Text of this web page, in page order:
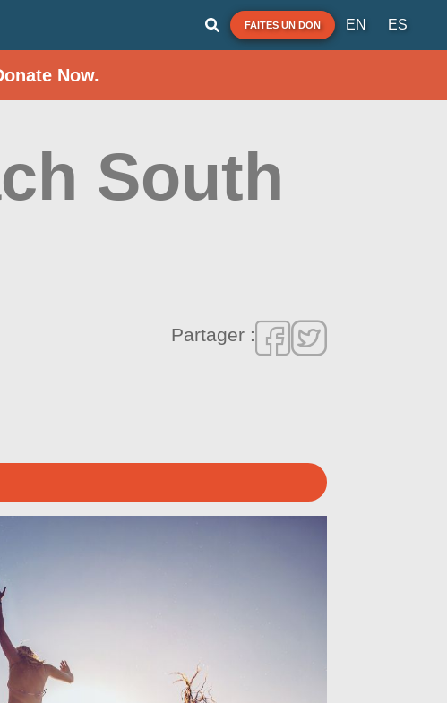
FAITES UN DON EN ES
Now.
South
Partager :